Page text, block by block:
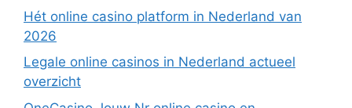
Hét online casino platform in Nederland van
2026
Legale online casinos in Nederland actueel
overzicht